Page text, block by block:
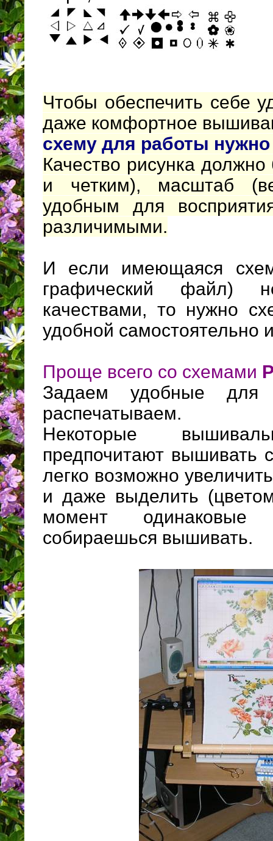
Чтобы обеспечить себе
даже комфортное
схему для работы нужно
Качество рисунка
и четким), масштаб
удобным для
различимыми.
И если имеющаяся
графический файл)
качествами, то нужно
удобной самостоятельно
Проще всего со схемами
Задаем удобные
распечатываем.
Некоторые
предпочитают вышивать
легко возможно
и даже выделить
момент одинаковые
собираешься вышивать.